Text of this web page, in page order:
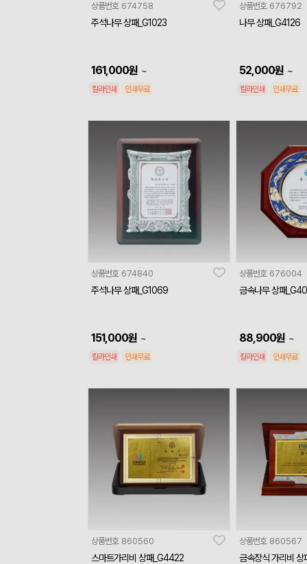
상품번호 674758
주석나무 상패_G1023
161,000원 ~
칼라인쇄 인쇄무료
상품번호 676792
나무 상패_G4126
52,000원 ~
칼라인쇄 인쇄무료
상품번호 674840
주석나무 상패_G1069
151,000원 ~
칼라인쇄 인쇄무료
상품번호 676004
금속나무 상패
88,900원 ~
칼라인쇄 인쇄무료
상품번호 860560
스마트가리비 상패_G4422
상품번호 860567
금속장식 가리비